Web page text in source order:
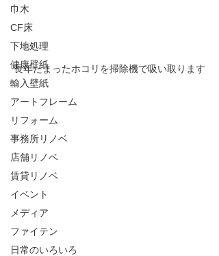
巾木
CF床
下地処理
健康壁紙
輸入壁紙
アートフレーム
リフォーム
事務所リノベ
店舗リノベ
賃貸リノベ
イベント
メディア
ファイテン
日常のいろいろ
長年たまったホコリを掃除機で吸い取ります